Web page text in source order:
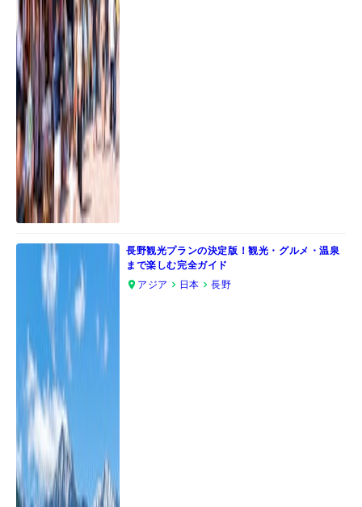
長野観光プランの決定版！観光・グルメ・温泉
まで楽しむ完全ガイド
アジア
日本 長野